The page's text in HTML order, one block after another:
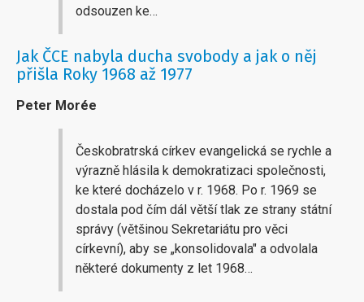
odsouzen ke…
Jak ČCE nabyla ducha svobody a jak o něj
přišla Roky 1968 až 1977
Peter Morée
Českobratrská církev evangelická se rychle a
výrazně hlásila k demokratizaci společnosti,
ke které docházelo v r. 1968. Po r. 1969 se
dostala pod čím dál větší tlak ze strany státní
správy (většinou Sekretariátu pro věci
církevní), aby se „konsolidovala" a odvolala
některé dokumenty z let 1968…